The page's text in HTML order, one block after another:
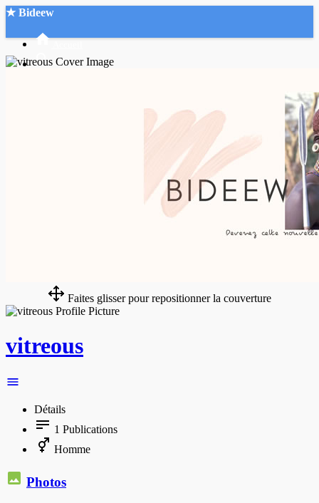
★ Bideew
Faites glisser pour repositionner la couverture
vitreous
Détails
1 Publications
Homme
Photos